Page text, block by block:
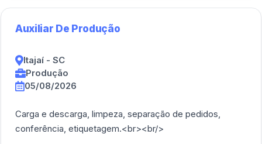
Auxiliar De Produção
Itajaí - SC
Produção
05/08/2026
Carga e descarga, limpeza, separação de pedidos,
conferência, etiquetagem.<br><br/>